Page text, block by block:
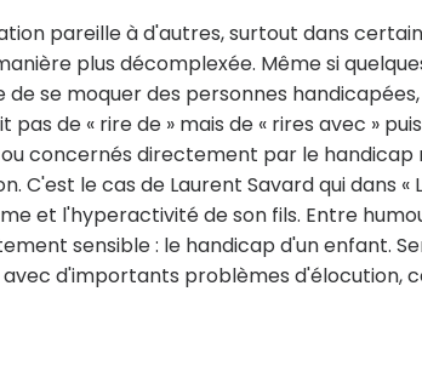
pareille à d'autres, surtout dans
plus décomplexée. Même si
se moquer des personnes handicapées,
de « rire de » mais de « rires avec »
concernés directement par le handicap
C'est le cas de Laurent Savard qui dans «
et l'hyperactivité de son fils. Entre
sensible : le handicap d'un enfant.
d'importants problèmes d'élocution,